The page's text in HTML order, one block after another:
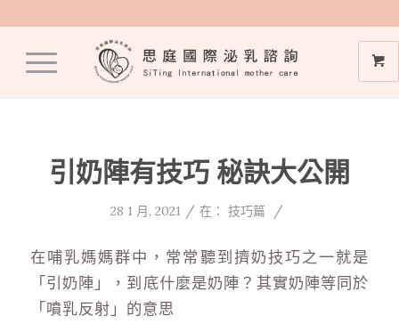
引奶陣有技巧 秘訣大公開
28 1 月, 2021 / 在：技巧篇 /
在哺乳媽媽群中，常常聽到擠奶技巧之一就是
「引奶陣」，到底什麼是奶陣？其實奶陣等同於
「噴乳反射」的意思